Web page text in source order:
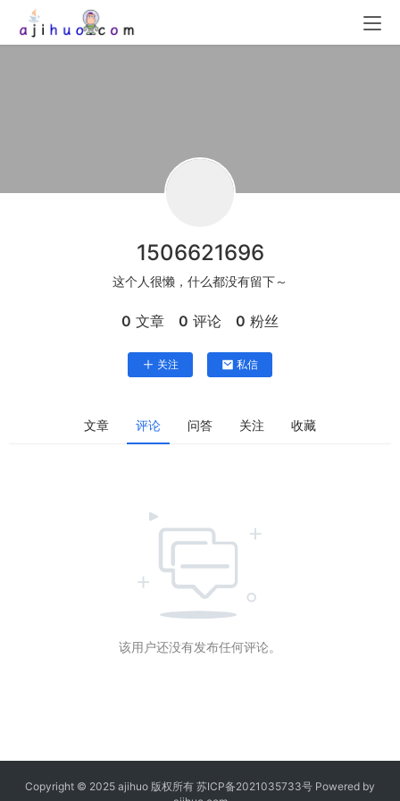
1506621696
这个人很懒，什么都没有留下～
0 文章 0 评论 0 粉丝
关注 私信
文章 评论 问答 关注 收藏
该用户还没有发布任何评论。
Copyright © 2025 ajihuo 版权所有 苏ICP备2021035733号 Powered by